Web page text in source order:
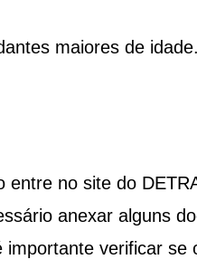
maiores de idade.
entre no site do
anexar alguns
verificar se